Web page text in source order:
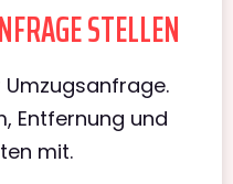
STELLEN
Entfernung und
mit.